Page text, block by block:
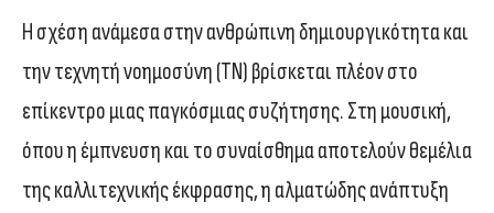
Η σχέση ανάμεσα στην ανθρώπινη δημιουργικότητα και
την τεχνητή νοημοσύνη (ΤΝ) βρίσκεται πλέον στο
επίκεντρο μιας παγκόσμιας συζήτησης. Στη μουσική,
όπου η έμπνευση και το συναίσθημα αποτελούν θεμέλια
της καλλιτεχνικής έκφρασης, η αλματώδης ανάπτυξη